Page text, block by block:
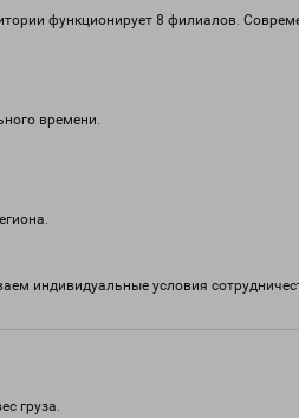
функционирует 8 филиалов.
времени.
индивидуальные условия
груза.